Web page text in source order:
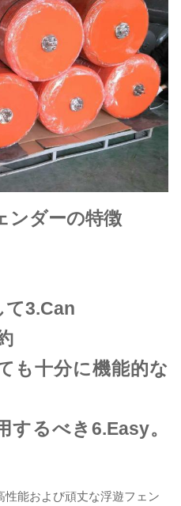
ンダーの特徴
て3.Can
も十分に機能的な
するべき6.Easy。
能および頑丈な浮遊フェン